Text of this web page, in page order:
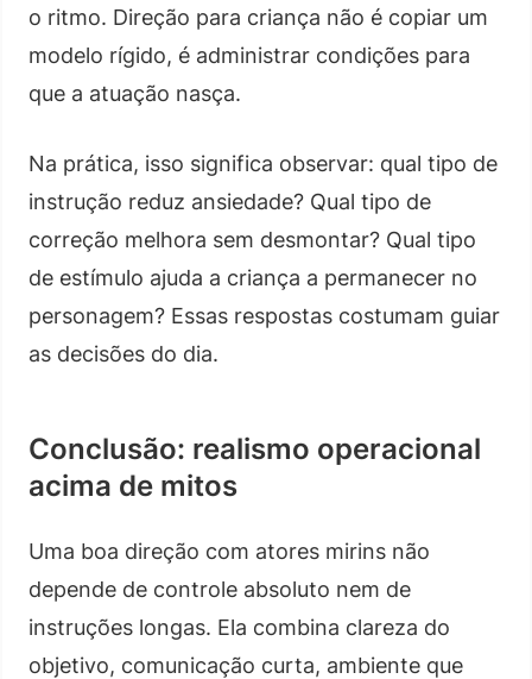
o ritmo. Direção para criança não é copiar um
modelo rígido, é administrar condições para
que a atuação nasça.
Na prática, isso significa observar: qual tipo de
instrução reduz ansiedade? Qual tipo de
correção melhora sem desmontar? Qual tipo
de estímulo ajuda a criança a permanecer no
personagem? Essas respostas costumam guiar
as decisões do dia.
Conclusão: realismo operacional
acima de mitos
Uma boa direção com atores mirins não
depende de controle absoluto nem de
instruções longas. Ela combina clareza do
objetivo, comunicação curta, ambiente que